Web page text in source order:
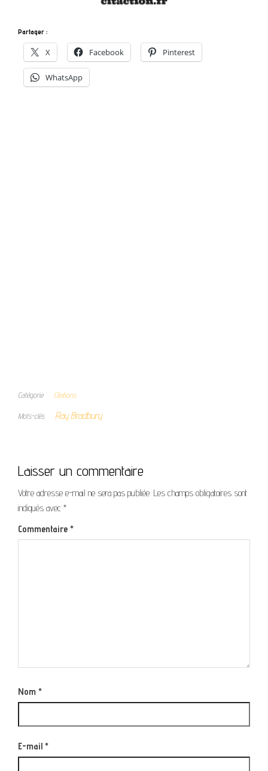
Partager :
X Facebook Pinterest
WhatsApp
Catégorie Citations
Mots-clés Ray Bradbury
Laisser un commentaire
Votre adresse e-mail ne sera pas publiée. Les champs obligatoires sont
indiqués avec *
Commentaire *
Nom *
E-mail *